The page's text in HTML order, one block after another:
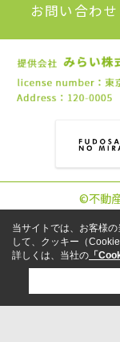
お問い合わせ
©不動
当サイトでは、お客様
して、クッキー（
詳しくは、当社の 「